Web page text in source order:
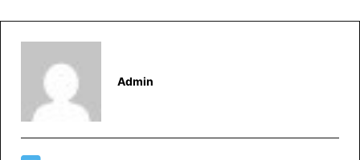
Admin